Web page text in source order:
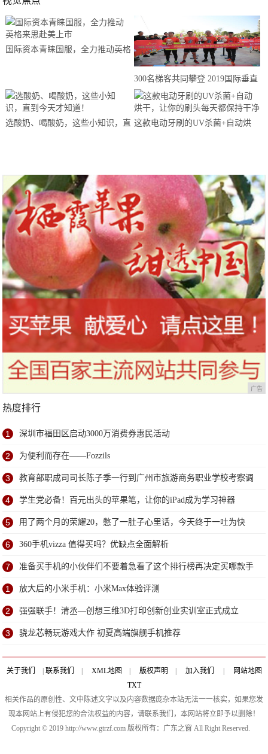
国际资本青睐国服，全力推动英格
300名梯客共同攀登 2019国际垂直
马拉松超级精英赛顺德海骏达中心
站欢乐开跑
选酸奶、喝酸奶，这些小知识，直 这款电动牙刷的UV杀菌+自动烘
广告
热度排行
1 深圳市福田区启动3000万消费券惠民活动
2 为便利而存在——Fozzils
3 教育部职成司司长陈子季一行到广州市旅游商务职业学校考察调
研
4 学生党必备！百元出头的苹果笔，让你的iPad成为学习神器
5 用了两个月的荣耀20，憋了一肚子心里话，今天终于一吐为快
6 360手机vizza 值得买吗？优缺点全面解析
7 准备买手机的小伙伴们不要着急看了这个排行榜再决定买哪款手
机吧
1 放大后的小米手机：小米Max体验评测
2 强强联手！清丞—创想三维3D打印创新创业实训室正式成立
3 骁龙芯畅玩游戏大作 初夏高端旗舰手机推荐
关于我们 联系我们 XML地图 版权声明 加入我们
网站地图
TXT
相关作品的原创性、文中陈述文字以及内容数据庞杂本站无法一一核实，如果您发
现本网站上有侵犯您的合法权益的内容，请联系我们，本网站将立即予以删除！
Copyright © 2019 http://www.gtrzf.com 版权所有：广东之窗 All Right Reserved.